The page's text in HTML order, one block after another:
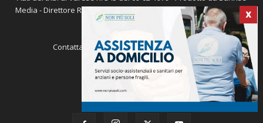
X
Media - Direttore Responsabile: Michele Marocco -Cookie policy
Pubblicità
Contattaci: redazione@varese-sport.com
SEGUICI